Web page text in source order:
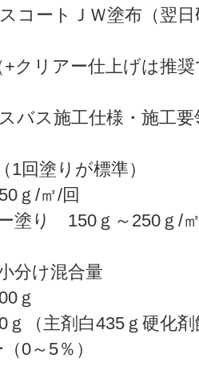
コートＪＷ塗布（翌
クリアー仕上げは推
バス施工仕様・施工要
1回塗りが標準）
ｇ/㎡/回
塗り 150ｇ～250ｇ/
分け混合量
ｇ
（主剤白435ｇ硬化剤
0～5％）